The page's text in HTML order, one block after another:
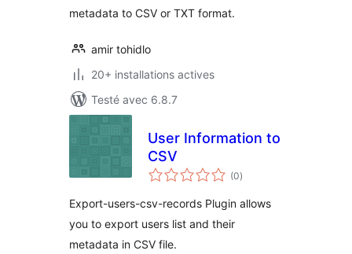
metadata to CSV or TXT format.
amir tohidlo
20+ installations actives
Testé avec 6.8.7
User Information to
CSV
(0notes
en
)
Export-users-csv-records Plugin allows
you to export users list and their
metadata in CSV file.